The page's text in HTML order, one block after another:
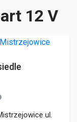
12 V
ul.